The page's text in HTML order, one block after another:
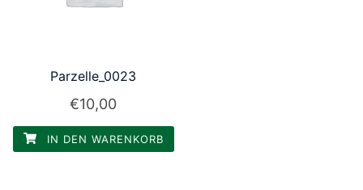
Parzelle_0023
€10,00
IN DEN WARENKORB